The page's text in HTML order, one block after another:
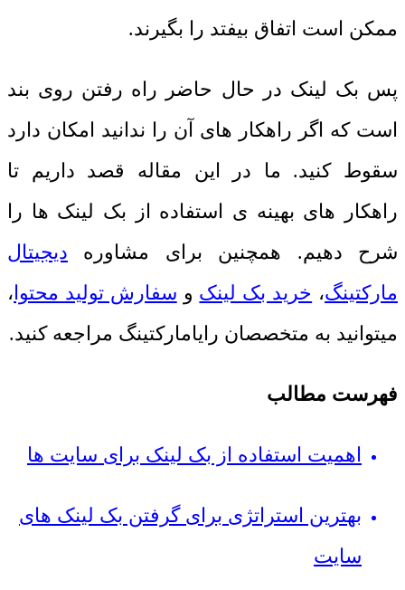
ممکن است اتفاق بیفتد را بگیرند.
پس بک لینک در حال حاضر راه رفتن روی بند
است که اگر راهکار های آن را ندانید امکان دارد
سقوط کنید. ما در این مقاله قصد داریم تا
راهکار های بهینه ی استفاده از بک لینک ها را
شرح دهیم. همچنین برای مشاوره دیجیتال
مارکتینگ، خرید بک لینک و سفارش تولید محتوا،
میتوانید به متخصصان رایامارکتینگ مراجعه کنید.
فهرست مطالب
اهمیت استفاده از بک لینک برای سایت ها
بهترین استراتژی برای گرفتن بک لینک های
سایت